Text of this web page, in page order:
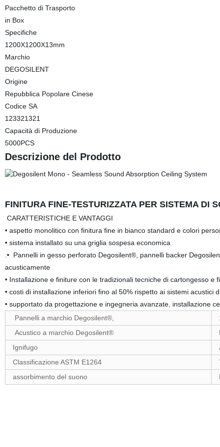
Pacchetto di Trasporto
in Box
Specifiche
1200X1200X13mm
Marchio
DEGOSILENT
Origine
Repubblica Popolare Cinese
Codice SA
123321321
Capacità di Produzione
5000PCS
Descrizione del Prodotto
FINITURA FINE-TESTURIZZATA PER SISTEMA DI
CARATTERISTICHE E VANTAGGI
• aspetto monolitico con finitura fine in bianco standard e colori
• sistema installato su una griglia sospesa economica
.• Pannelli in gesso perforato Degosilent®, pannelli backer
acusticamente
• Installazione e finiture con le tradizionali tecniche di cartongesso e
• costi di installazione inferiori fino al 50% rispetto ai sistemi acustici
• supportato da progettazione e ingegneria avanzate, installazione
Pannelli a marchio Degosilent®,
Acustico a marchio Degosilent®
Ignifugo
Classificazione ASTM E1264
assorbimento del suono